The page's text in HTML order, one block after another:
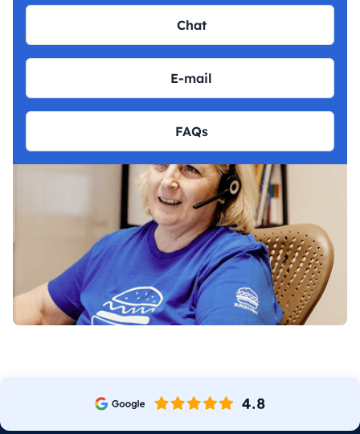
Chat
E-mail
FAQs